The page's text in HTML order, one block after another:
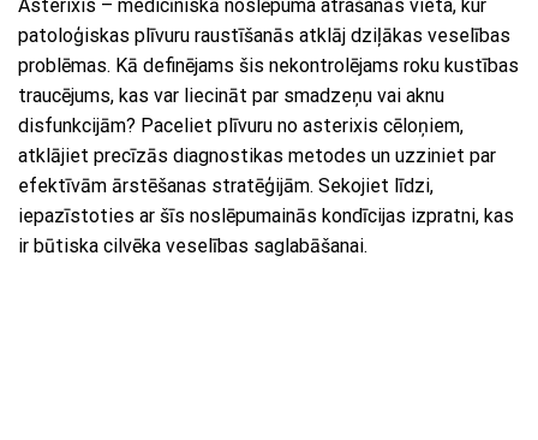
Asterixis – medicīniskā noslēpuma atrašanās vieta, kur
patoloģiskas plīvuru raustīšanās atklāj dziļākas veselības
problēmas. Kā definējams šis nekontrolējams roku kustības
traucējums, kas var liecināt par smadzeņu vai aknu
disfunkcijām? Paceliet plīvuru no asterixis cēloņiem,
atklājiet precīzās diagnostikas metodes un uzziniet par
efektīvām ārstēšanas stratēģijām. Sekojiet līdzi,
iepazīstoties ar šīs noslēpumainās kondīcijas izpratni, kas
ir būtiska cilvēka veselības saglabāšanai.